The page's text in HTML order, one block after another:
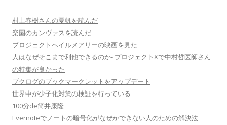
村上春樹さんの夏帆を読んだ
楽園のカンヴァスを読んだ
プロジェクトヘイルメアリーの映画を見た
人はなぜそこまで利他できるのか- プロジェクトXで中村哲医師さん
の特集が良かった
ブクログのブックマークレットをアップデート
世界中が少子化対策の検証を行っている
100分de筒井康隆
Evernoteでノートの暗号化がなぜかできない人のための解決法